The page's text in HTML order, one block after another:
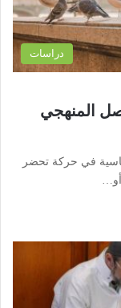
دراسات
المنهجي
في حركة تحضر